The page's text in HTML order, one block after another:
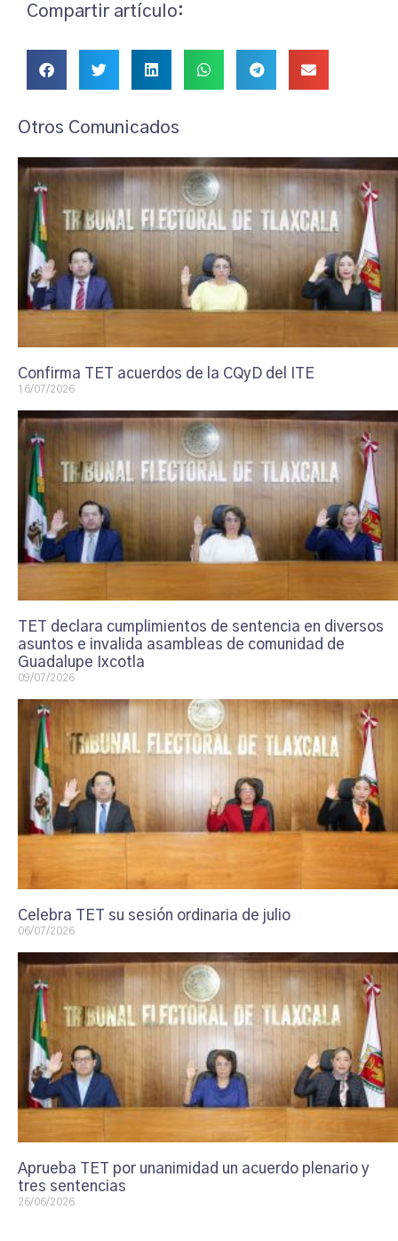
Compartir artículo:
Otros Comunicados
Confirma TET acuerdos de la CQyD del ITE
16/07/2026
TET declara cumplimientos de sentencia en diversos
asuntos e invalida asambleas de comunidad de
Guadalupe Ixcotla
09/07/2026
Celebra TET su sesión ordinaria de julio
06/07/2026
Aprueba TET por unanimidad un acuerdo plenario y
tres sentencias
26/06/2026